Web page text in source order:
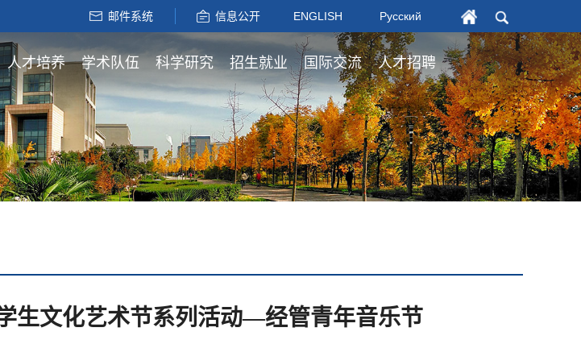
邮件系统 信息公开 ENGLISH Русский
人才培养 学术队伍 科学研究 招生就业 国际交流 人才招聘
生文化艺术节系列活动—经管青年音乐节